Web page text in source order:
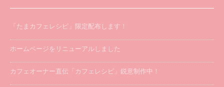
「たまカフェレシピ」限定配布します！
ホームページをリニューアルしました
カフェオーナー直伝「カフェレシピ」鋭意制作中！